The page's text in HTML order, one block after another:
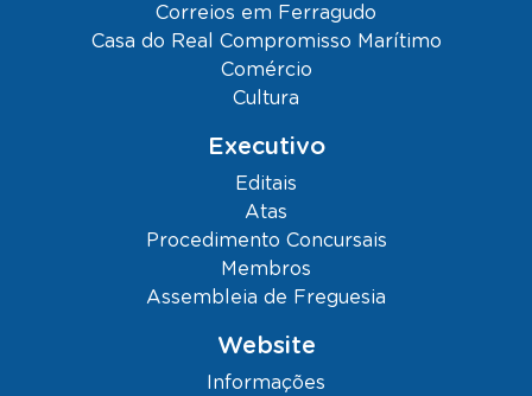
Correios em Ferragudo
Casa do Real Compromisso Marítimo
Comércio
Cultura
Executivo
Editais
Atas
Procedimento Concursais
Membros
Assembleia de Freguesia
Website
Informações